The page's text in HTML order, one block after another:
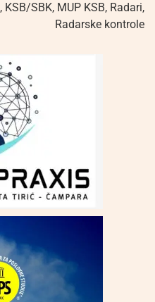
, KSB/SBK, MUP KSB, Radari,
Radarske kontrole